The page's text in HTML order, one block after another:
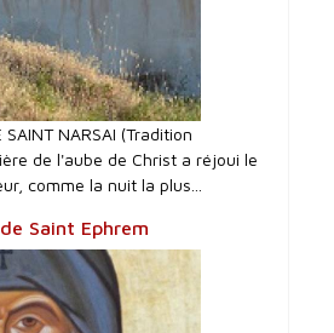
SAINT NARSAI (Tradition
de l'aube de Christ a réjoui le
comme la nuit la plus...
Saint Ephrem